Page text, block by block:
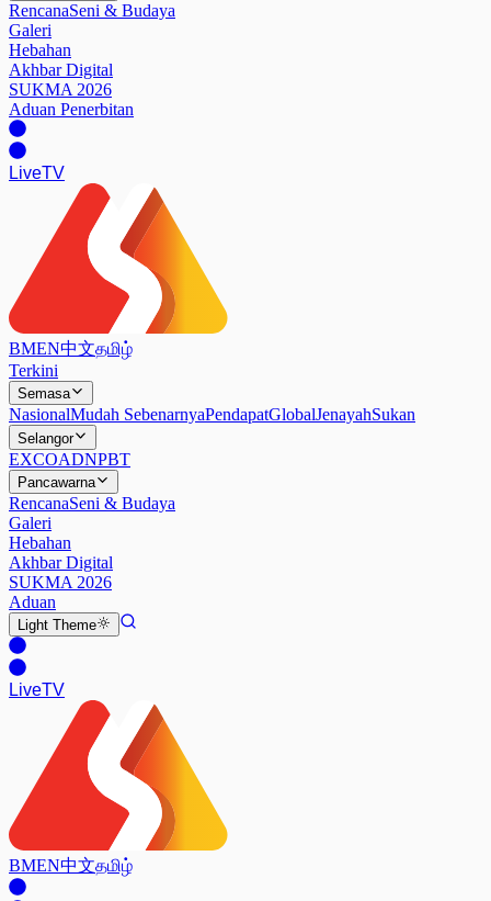
RencanaSeni & Budaya
Galeri
Hebahan
Akhbar Digital
SUKMA 2026
Aduan Penerbitan
LiveTV
BMEN中文தமிழ்
Terkini
Semasa
NasionalMudah SebenarnyaPendapatGlobalJenayahSukan
Selangor
EXCOADNPBT
Pancawarna
RencanaSeni & Budaya
Galeri
Hebahan
Akhbar Digital
SUKMA 2026
Aduan
Light Theme
LiveTV
BMEN中文தமிழ்